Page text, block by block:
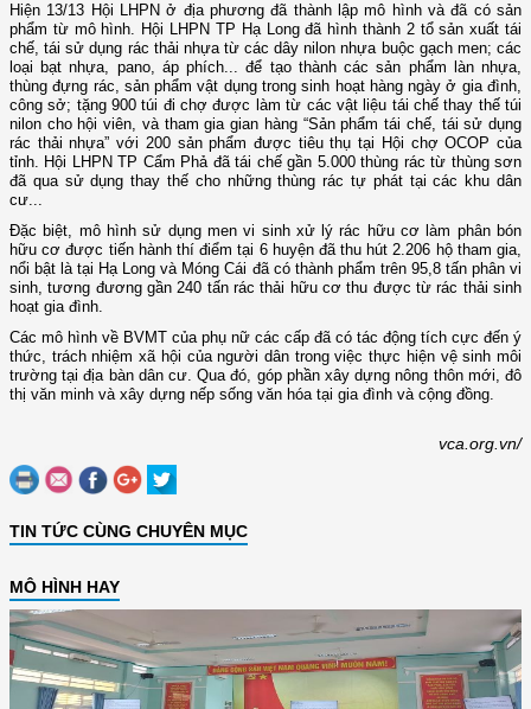
Hiện 13/13 Hội LHPN ở địa phương đã thành lập mô hình và đã có sản
phẩm từ mô hình. Hội LHPN TP Hạ Long đã hình thành 2 tổ sản xuất tái
chế, tái sử dụng rác thải nhựa từ các dây nilon nhựa buộc gạch men; các
loại bạt nhựa, pano, áp phích... để tạo thành các sản phẩm làn nhựa,
thùng đựng rác, sản phẩm vật dụng trong sinh hoạt hàng ngày ở gia đình,
công sở; tặng 900 túi đi chợ được làm từ các vật liệu tái chế thay thế túi
nilon cho hội viên, và tham gia gian hàng “Sản phẩm tái chế, tái sử dụng
rác thải nhựa” với 200 sản phẩm được tiêu thụ tại Hội chợ OCOP của
tỉnh. Hội LHPN TP Cẩm Phả đã tái chế gần 5.000 thùng rác từ thùng sơn
đã qua sử dụng thay thế cho những thùng rác tự phát tại các khu dân
cư...
Đặc biệt, mô hình sử dụng men vi sinh xử lý rác hữu cơ làm phân bón
hữu cơ được tiến hành thí điểm tại 6 huyện đã thu hút 2.206 hộ tham gia,
nổi bật là tại Hạ Long và Móng Cái đã có thành phẩm trên 95,8 tấn phân vi
sinh, tương đương gần 240 tấn rác thải hữu cơ thu được từ rác thải sinh
hoạt gia đình.
Các mô hình về BVMT của phụ nữ các cấp đã có tác động tích cực đến ý
thức, trách nhiệm xã hội của người dân trong việc thực hiện vệ sinh môi
trường tại địa bàn dân cư. Qua đó, góp phần xây dựng nông thôn mới, đô
thị văn minh và xây dựng nếp sống văn hóa tại gia đình và cộng đồng.
vca.org.vn/
TIN TỨC CÙNG CHUYÊN MỤC
MÔ HÌNH HAY